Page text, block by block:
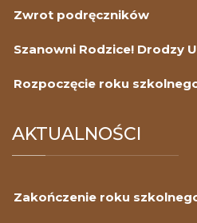
Zwrot podręczników
Szanowni Rodzice! Drodzy
Rozpoczęcie roku
AKTUALNOŚCI
Zakończenie roku